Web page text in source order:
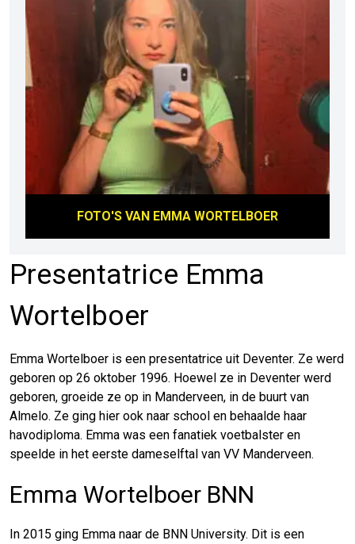
Presentatrice Emma
Wortelboer
Emma Wortelboer is een presentatrice uit Deventer. Ze werd
geboren op 26 oktober 1996. Hoewel ze in Deventer werd
geboren, groeide ze op in Manderveen, in de buurt van
Almelo. Ze ging hier ook naar school en behaalde haar
havodiploma. Emma was een fanatiek voetbalster en
speelde in het eerste dameselftal van VV Manderveen.
Emma Wortelboer BNN
In 2015 ging Emma naar de BNN University. Dit is een
FOTO'S VAN EMMA WORTELBOER